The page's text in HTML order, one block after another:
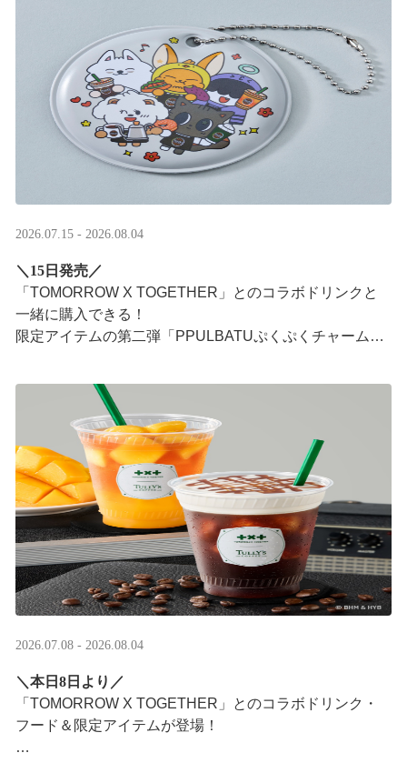
2026.07.15 - 2026.08.04
＼15日発売／
「TOMORROW X TOGETHER」とのコラボドリンクと
一緒に購入できる！​
限定アイテムの第二弾「PPULBATUぷくぷくチャーム」​
2026.07.08 - 2026.08.04
＼本日8日より／
「TOMORROW X TOGETHER」とのコラボドリンク・
フード＆限定アイテムが登場！